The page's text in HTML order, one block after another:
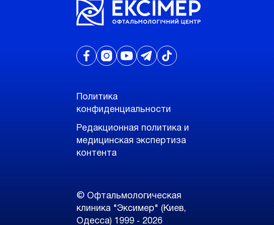
Политика
конфиденциальности
Редакционная политика и
медицинская экспертиза
контента
© Офтальмологическая
клиника "Эксимер" (Киев,
Одесса) 1999 ‑ 2026